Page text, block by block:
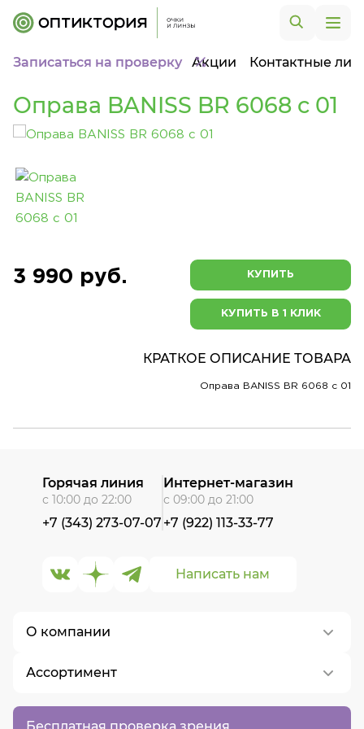
Записаться на проверку Акции Контактные
Оправа BANISS BR 6068 c 01
3 990 руб. КУПИТЬ
КУПИТЬ В 1 КЛИК
КРАТКОЕ ОПИСАНИЕ ТОВАРА
Оправа BANISS BR 6068 c 01
Бесплатная проверка зрения
О компании
О нас
Контакты
Ассортимент
Написать нам
Горячая линия
с 10:00 до 22:00
+7 (343) 273-07-07
Интернет-магазин
с 09:00 до 21:00
+7 (922) 113-33-77